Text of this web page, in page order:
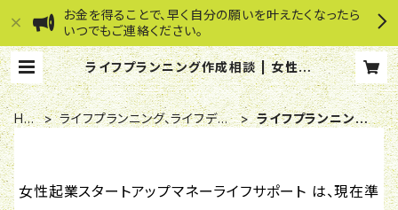
お金を得ることで、早く自分の願いを叶えたくなったら
いつでもご連絡ください。
ライフプランニング作成相談 | 女性起
業スタートアップマネーライフサポー
ト
HO
ライフプランニング、ライフデザ
ライフプランニング
女性起業スタートアップマネーライフサポート は、現在準